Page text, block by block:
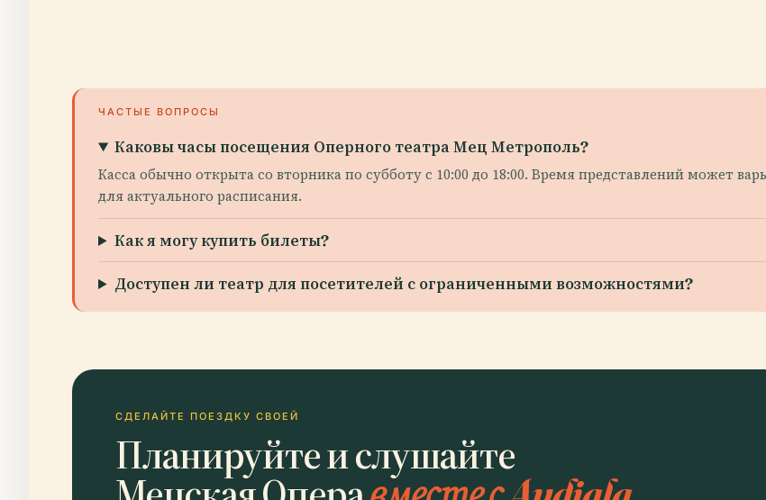
ЧАСТЫЕ ВОПРОСЫ
Каковы часы посещения Оперного театра Мец Метрополь?
Касса обычно открыта со вторника по субботу с 10:00 до 18:00. Время представлений может
для актуального расписания.
Как я могу купить билеты?
Доступен ли театр для посетителей с ограниченными возможностями?
СДЕЛАЙТЕ ПОЕЗДКУ СВОЕЙ
Планируйте и слушайте